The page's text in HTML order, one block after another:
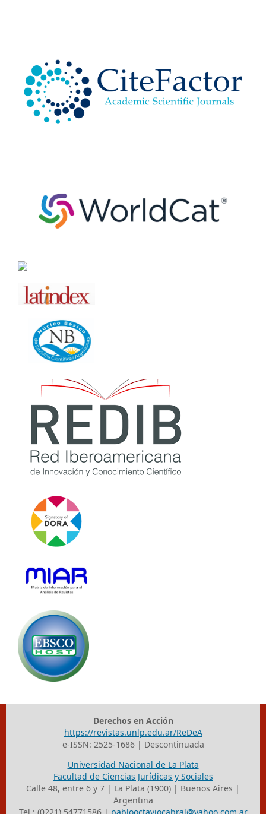
Derechos en Acción
https://revistas.unlp.edu.ar/ReDeA
e-ISSN: 2525-1686 | Descontinuada
Universidad Nacional de La Plata
Facultad de Ciencias Jurídicas y Sociales
Calle 48, entre 6 y 7 | La Plata (1900) | Buenos Aires |
Argentina